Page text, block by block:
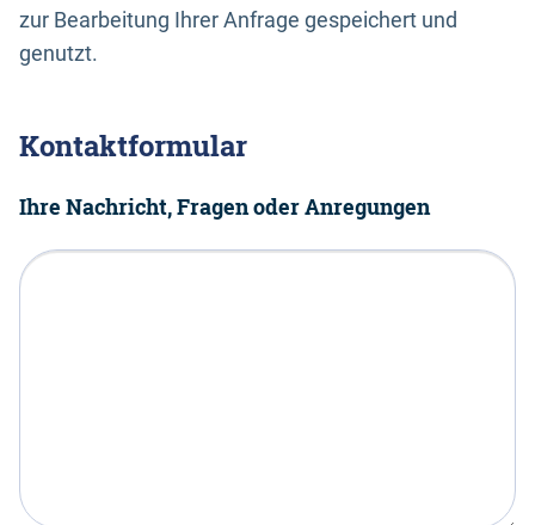
zur Bearbeitung Ihrer Anfrage gespeichert und
genutzt.
Kontaktformular
Ihre Nachricht, Fragen oder Anregungen